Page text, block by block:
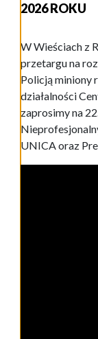
2026 ROKU
W Wieściach z
przetargu na
Policją miniony
działalności
zaprosimy na
UNICA oraz